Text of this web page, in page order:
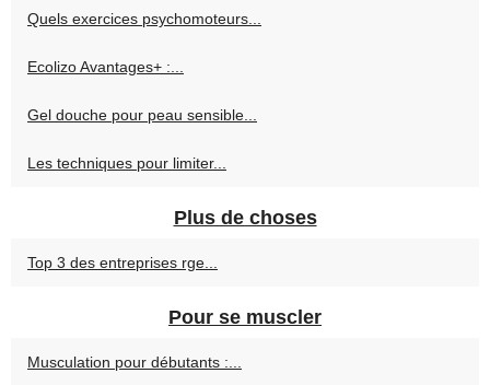
Quels exercices psychomoteurs...
Ecolizo Avantages+ :...
Gel douche pour peau sensible...
Les techniques pour limiter...
Plus de choses
Top 3 des entreprises rge...
Pour se muscler
Musculation pour débutants :...